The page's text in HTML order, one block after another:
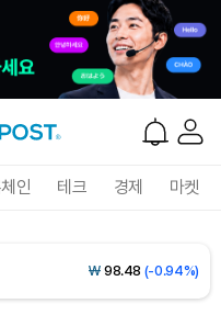
인 테크 경제 마켓
₩1,488(-1.84%)
₩ 98.48 (-0.94%)